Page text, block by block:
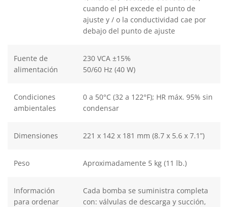
cuando el pH excede el punto de
ajuste y / o la conductividad cae por
debajo del punto de ajuste
Fuente de
alimentación
230 VCA ±15%
50/60 Hz (40 W)
Condiciones
ambientales
0 a 50°C (32 a 122°F); HR máx. 95% sin
condensar
Dimensiones 221 x 142 x 181 mm (8.7 x 5.6 x 7.1”)
Peso Aproximadamente 5 kg (11 lb.)
Información
para ordenar
Cada bomba se suministra completa
con: válvulas de descarga y succión,